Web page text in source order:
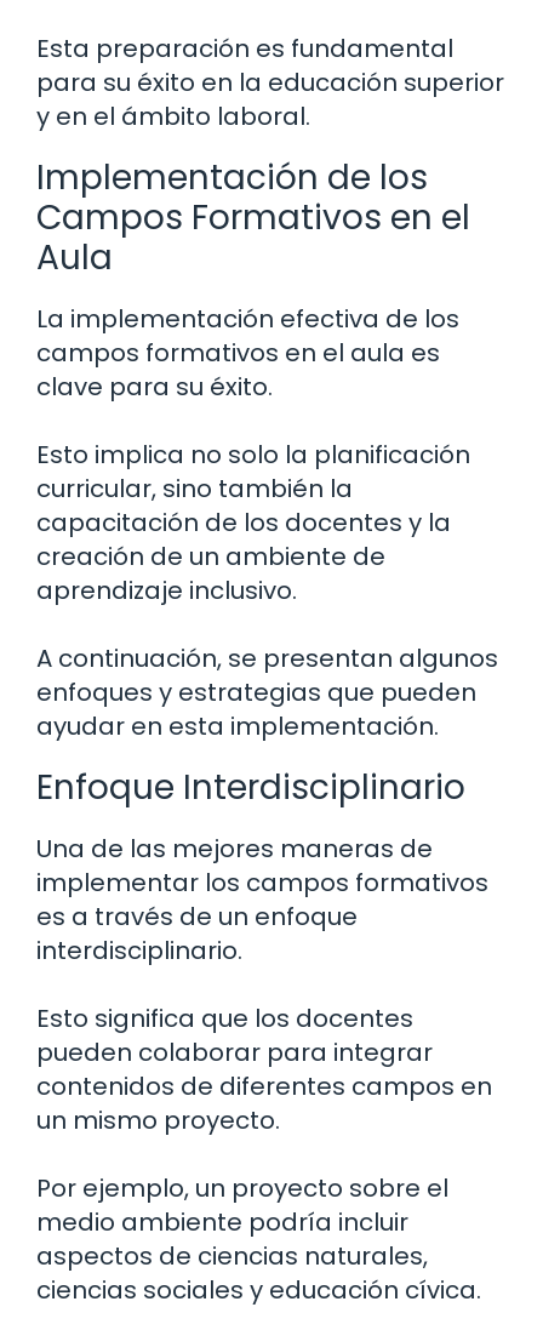
Esta preparación es fundamental
para su éxito en la educación superior
y en el ámbito laboral.
Implementación de los
Campos Formativos en el
Aula
La implementación efectiva de los
campos formativos en el aula es
clave para su éxito.
Esto implica no solo la planificación
curricular, sino también la
capacitación de los docentes y la
creación de un ambiente de
aprendizaje inclusivo.
A continuación, se presentan algunos
enfoques y estrategias que pueden
ayudar en esta implementación.
Enfoque Interdisciplinario
Una de las mejores maneras de
implementar los campos formativos
es a través de un enfoque
interdisciplinario.
Esto significa que los docentes
pueden colaborar para integrar
contenidos de diferentes campos en
un mismo proyecto.
Por ejemplo, un proyecto sobre el
medio ambiente podría incluir
aspectos de ciencias naturales,
ciencias sociales y educación cívica.